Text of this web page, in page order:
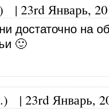
| 23rd Январь,
достаточно на
🙂
| 23rd Январь,